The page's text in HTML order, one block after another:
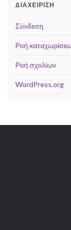
ΔΙΑΧΕΊΡΙΣΗ
Σύνδεση
Ροή
Ροή σχολίων
WordPress.org